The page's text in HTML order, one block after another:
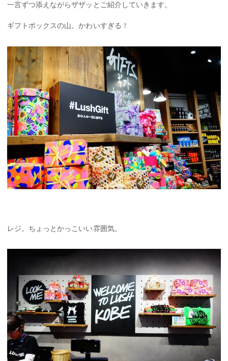
一言ずつ添えながらザザッとご紹介していきます。
ギフトボックスの山。かわいすぎる！
レジ。ちょっとかっこいい雰囲気。